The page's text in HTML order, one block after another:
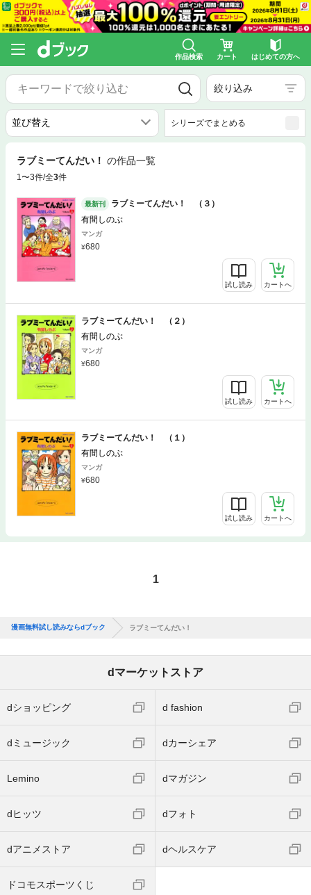
作品検索 カート はじめての方へ
絞り込み
シリーズでまとめる
ラブミーてんだい！ の作品一覧
1〜3件/全3件
最新刊
ラブミーてんだい！ （３）
有間しのぶ
マンガ
680
試し読み カートへ
ラブミーてんだい！ （２）
有間しのぶ
マンガ
680
試し読み カートへ
ラブミーてんだい！ （１）
有間しのぶ
マンガ
680
試し読み カートへ
1
漫画無料試し読みならdブック ラブミーてんだい！
dマーケットストア
dショッピング d fashion
dミュージック dカーシェア
Lemino dマガジン
dヒッツ dフォト
dアニメストア dヘルスケア
ドコモスポーツくじ